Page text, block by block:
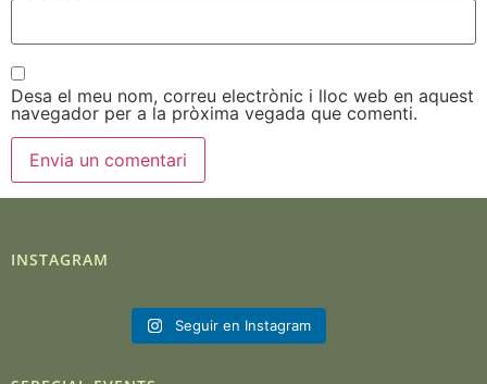
Desa el meu nom, correu electrònic i lloc web en aquest
navegador per a la pròxima vegada que comenti.
INSTAGRAM
Seguir en Instagram